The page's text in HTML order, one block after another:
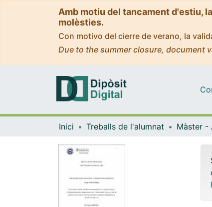
Amb motiu del tancament d'estiu,
molèsties.
Con motivo del cierre de verano, la
Due to the summer closure, document
Inici Treballs de l'alumnat